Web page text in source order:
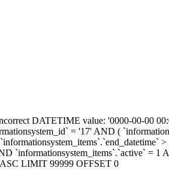
DATETIME value: '0000-00-00
= '17' AND (
`informationsystem_items`.`active` =
ASC LIMIT 99999 OFFSET 0